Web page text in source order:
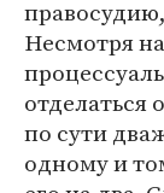
Несмотря
отделаться
по сути
одному и